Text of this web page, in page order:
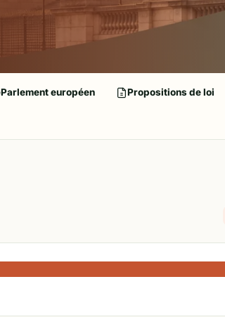
Parlement européen Propositions de loi